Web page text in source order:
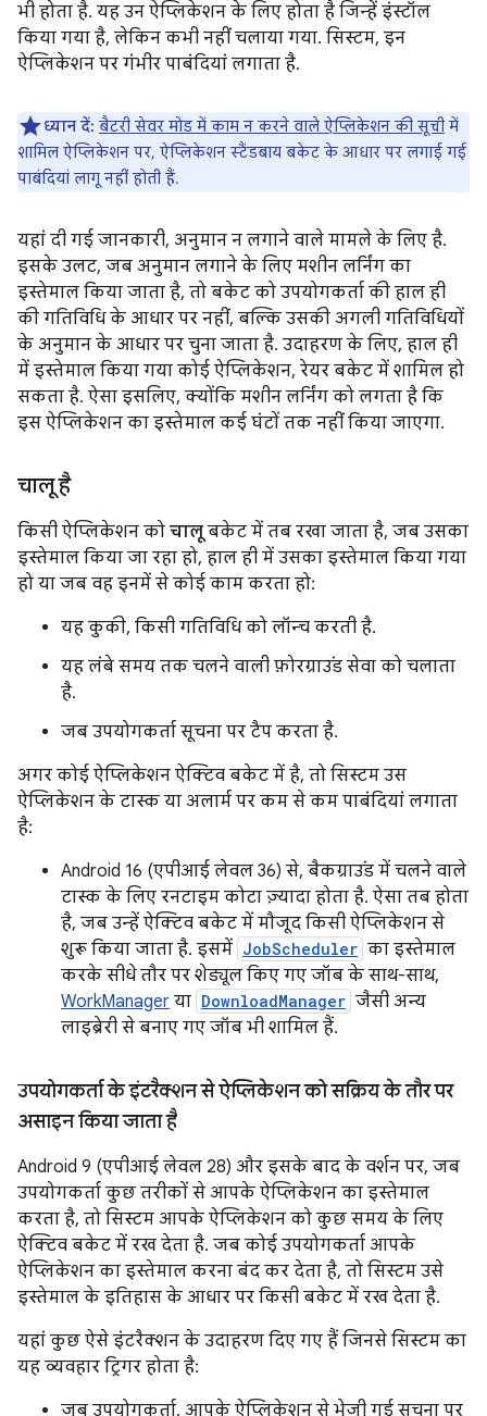
भी होता है. यह उन ऐप्लिकेशन के लिए होता है जिन्हें इंस्टॉल
किया गया है, लेकिन कभी नहीं चलाया गया. सिस्टम, इन
ऐप्लिकेशन पर गंभीर पाबंदियां लगाता है.
ध्यान दें: बैटरी सेवर मोड में काम न करने वाले ऐप्लिकेशन की सूची में
शामिल ऐप्लिकेशन पर, ऐप्लिकेशन स्टैंडबाय बकेट के आधार पर लगाई गई
पाबंदियां लागू नहीं होती हैं.
यहां दी गई जानकारी, अनुमान न लगाने वाले मामले के लिए है.
इसके उलट, जब अनुमान लगाने के लिए मशीन लर्निंग का
इस्तेमाल किया जाता है, तो बकेट को उपयोगकर्ता की हाल ही
की गतिविधि के आधार पर नहीं, बल्कि उसकी अगली गतिविधियों
के अनुमान के आधार पर चुना जाता है. उदाहरण के लिए, हाल ही
में इस्तेमाल किया गया कोई ऐप्लिकेशन, रेयर बकेट में शामिल हो
सकता है. ऐसा इसलिए, क्योंकि मशीन लर्निंग को लगता है कि
इस ऐप्लिकेशन का इस्तेमाल कई घंटों तक नहीं किया जाएगा.
चालू है
किसी ऐप्लिकेशन को चालूबकेट में तब रखा जाता है, जब उसका
इस्तेमाल किया जा रहा हो, हाल ही में उसका इस्तेमाल किया गया
हो या जब वह इनमें से कोई काम करता हो:
यह कुकी, किसी गतिविधि को लॉन्च करती है.
यह लंबे समय तक चलने वाली फ़ोरग्राउंड सेवा को चलाता
है.
जब उपयोगकर्ता सूचना पर टैप करता है.
अगर कोई ऐप्लिकेशन ऐक्टिव बकेट में है, तो सिस्टम उस
ऐप्लिकेशन के टास्क या अलार्म पर कम से कम पाबंदियां लगाता
है:
Android 16 (एपीआई लेवल 36) से, बैकग्राउंड में चलने वाले
टास्क के लिए रनटाइम कोटा ज़्यादा होता है. ऐसा तब होता
है, जब उन्हें ऐक्टिव बकेट में मौजूद किसी ऐप्लिकेशन से
शुरू किया जाता है. इसमें JobScheduler का इस्तेमाल
करके सीधे तौर पर शेड्यूल किए गए जॉब के साथ-साथ,
WorkManager या DownloadManager जैसी अन्य
लाइब्रेरी से बनाए गए जॉब भी शामिल हैं.
उपयोगकर्ता के इंटरैक्शन से ऐप्लिकेशन को सक्रिय के तौर पर
असाइन किया जाता है
Android 9 (एपीआई लेवल 28) और इसके बाद के वर्शन पर, जब
उपयोगकर्ता कुछ तरीकों से आपके ऐप्लिकेशन का इस्तेमाल
करता है, तो सिस्टम आपके ऐप्लिकेशन को कुछ समय के लिए
ऐक्टिव बकेट में रख देता है. जब कोई उपयोगकर्ता आपके
ऐप्लिकेशन का इस्तेमाल करना बंद कर देता है, तो सिस्टम उसे
इस्तेमाल के इतिहास के आधार पर किसी बकेट में रख देता है.
यहां कुछ ऐसे इंटरैक्शन के उदाहरण दिए गए हैं जिनसे सिस्टम का
यह व्यवहार ट्रिगर होता है:
जब उपयोगकर्ता, आपके ऐप्लिकेशन से भेजी गई सूचना पर